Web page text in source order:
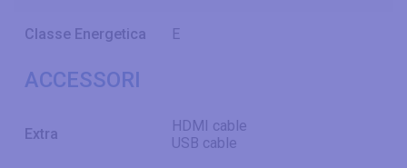
Classe Energetica E
ACCESSORI
Extra
HDMI cable
USB cable